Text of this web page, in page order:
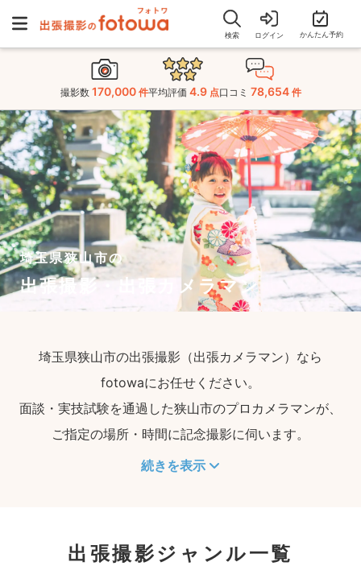
検索 ログイン かんたん予約
撮影数 170,000 件平均評価 4.9 点口コミ 78,654 件
埼玉県狭山市の
出張撮影・出張カメラマン
埼玉県狭山市の出張撮影（出張カメラマン）なら
fotowaにお任せください。
面談・実技試験を通過した狭山市のプロカメラマンが、
ご指定の場所・時間に記念撮影に伺います。
続きを表示
出張撮影ジャンル一覧